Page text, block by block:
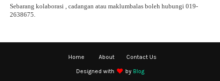
Sebarang kolaborasi , cadangan atau maklumbalas boleh hubungi 019-
2638675.
Home About Contact Us
Designed with by Blog